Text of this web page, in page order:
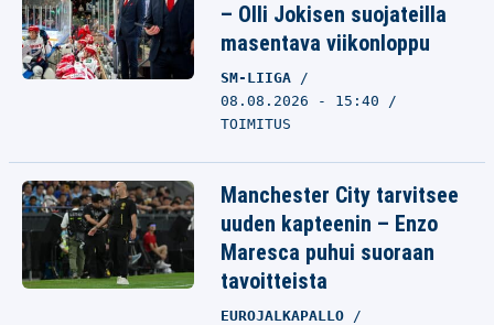
– Olli Jokisen suojateilla
masentava viikonloppu
SM-LIIGA
08.08.2026 - 15:40
TOIMITUS
Manchester City tarvitsee
uuden kapteenin – Enzo
Maresca puhui suoraan
tavoitteista
EUROJALKAPALLO